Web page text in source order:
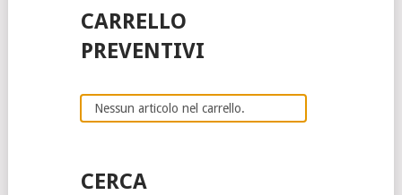
CARRELLO
PREVENTIVI
Nessun articolo nel carrello.
CERCA